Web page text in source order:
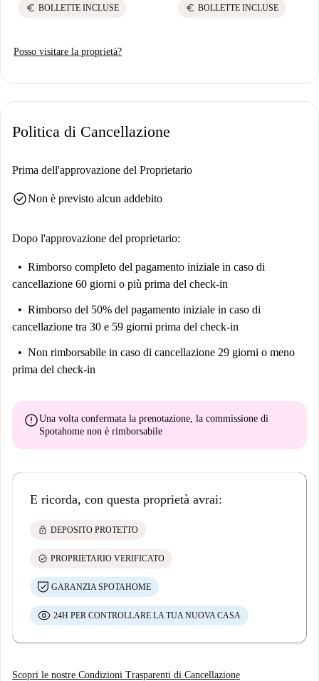
euro BOLLETTE INCLUSE euro BOLLETTE INCLUSE
Posso visitare la proprietà?
Politica di Cancellazione
Prima dell'approvazione del Proprietario
check_circleNon è previsto alcun addebito
Dopo l'approvazione del proprietario:
Rimborso completo del pagamento iniziale in caso di
cancellazione 60 giorni o più prima del check-in
Rimborso del 50% del pagamento iniziale in caso di
cancellazione tra 30 e 59 giorni prima del check-in
Non rimborsabile in caso di cancellazione 29 giorni o meno
prima del check-in
errorUna volta confermata la prenotazione, la commissione di
Spotahome non è rimborsabile
E ricorda, con questa proprietà avrai:
lock DEPOSITO PROTETTO
check_circle PROPRIETARIO VERIFICATO
GARANZIA SPOTAHOME
24H PER CONTROLLARE LA TUA NUOVA CASA
Scopri le nostre Condizioni Trasparenti di Cancellazione